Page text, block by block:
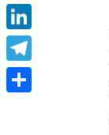
WhatsApp
LinkedIn
Telegram